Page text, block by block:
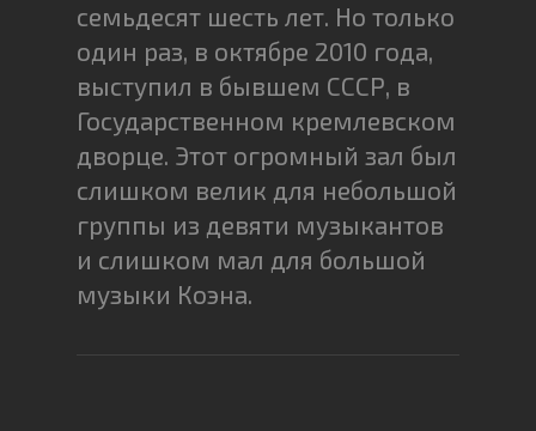
семьдесят шесть лет. Но только
один раз, в октябре 2010 года,
выступил в бывшем СССР, в
Государственном кремлевском
дворце. Этот огромный зал был
слишком велик для небольшой
группы из девяти музыкантов
и слишком мал для большой
музыки Коэна.